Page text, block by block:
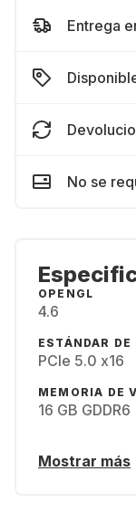
Entrega
No se
OPENGL
4.6
ESTÁNDAR DE
PCIe 5.0 x16
MEMORIA DE
16 GB GDDR6
Mostrar más